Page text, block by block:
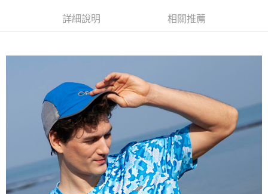
１．簡單：不需註冊會員、不需綁卡、不需儲值。
１．於結帳方式選擇「AFTEE先享後付」後，將跳轉至「AFTEE先享後付」
結帳頁面，進行簡訊認證並確認金額後，即可完成結帳。
２．訂單成立數日內，您將收到繳費通知簡訊。
３．收到繳費通知簡訊後14天內，點擊此簡訊中的連結，可透過四大超商／
ATM／網路銀行／等多元方式進行付款，方視為交易完成。
※ 請注意：結帳手續完成當下不需立刻繳費，但若您需要取消訂單，請聯絡
購買商品的店家。未經商家同意取消之訂單仍視為有效，需透過AFTEE先享
後付繳納相關費用。
※ 交易是否成功請以「AFTEE先享後付 」之結帳頁面顯示為準，若有關於
是否繳費成功／繳費後需取消欲退款等相關疑問，請聯繫「AFTEE先享後付
客戶支援中心」 https://netprotections.freshdesk.com/support/home
每筆NT$60，滿NT$2,000(含以上)免運費
每筆NT$100
每筆NT$100，滿NT$3,000(含以上)免運費
詳細說明 相關推薦